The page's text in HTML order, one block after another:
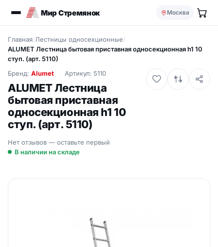
Мир Стремянок Москва
Главная/Лестницы односекционные/
ALUMET Лестница бытовая приставная односекционная h1 10
ступ. (арт. 5110)
Бренд: Alumet Артикул: 5110
ALUMET Лестница
бытовая приставная
односекционная h1 10
ступ. (арт. 5110)
Нет отзывов — оставьте первый
В наличии на складе